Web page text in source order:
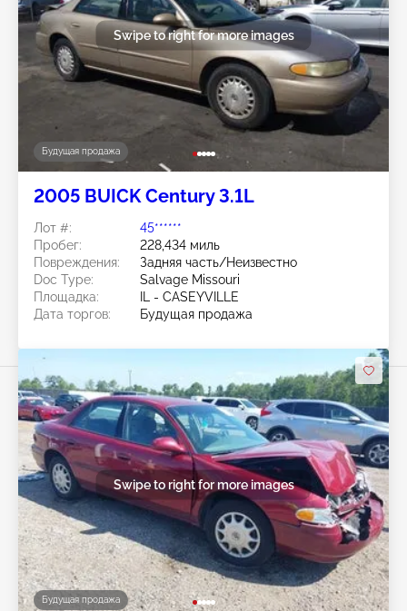
Будущая продажа
Swipe to right for more images
2005 BUICK Century 3.1L
Лот #:
45******
Пробег:
228,434 миль
Повреждения:
Задняя часть/Неизвестно
Doc Type:
Salvage Missouri
Площадка:
IL - CASEYVILLE
Дата торгов:
Будущая продажа
Будущая продажа
Swipe to right for more images